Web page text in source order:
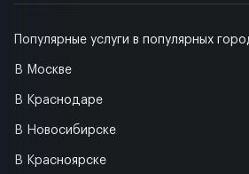
Популярные услуги в популярных
В Москве
В Краснодаре
В Новосибирске
В Красноярске